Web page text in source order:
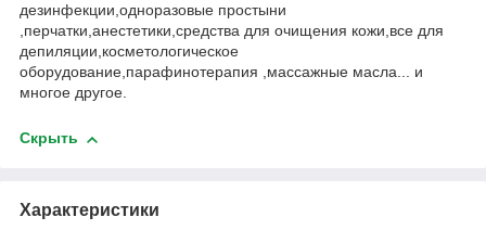
дезинфекции,одноразовые простыни
,перчатки,анестетики,средства для очищения кожи,все для
депиляции,косметологическое
оборудование,парафинотерапия ,массажные масла... и
многое другое.
Скрыть
Характеристики